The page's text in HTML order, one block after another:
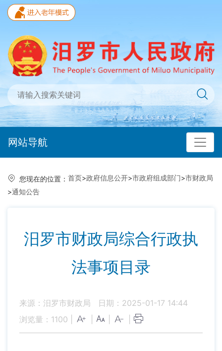
网站导航
您现在的位置： 首页>政府信息公开>市政府组成部门>市财政局
>通知公告
汨罗市财政局综合行政执
法事项目录
来源：汨罗市财政局
日期：2025-01-17 14:44
浏览量： 1100